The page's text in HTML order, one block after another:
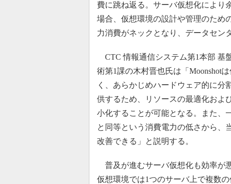
費に跳ね返る。サーバ仮想化により
場合、仮想環境の設計や管理のため
力消費がネックとなり、データセン
CTC 情報通信システム第1本部 基
術第1課の木村晋也氏は「Moonshot
く、あらかじめハードウェア的に分
供するため、リソースの最適化およ
小化することが可能となる。また、
と同等という消費電力の低さから、
改善できる」と説明する。
普及が進むサーバ仮想化も効率が
仮想環境では1つのサーバ上で複数